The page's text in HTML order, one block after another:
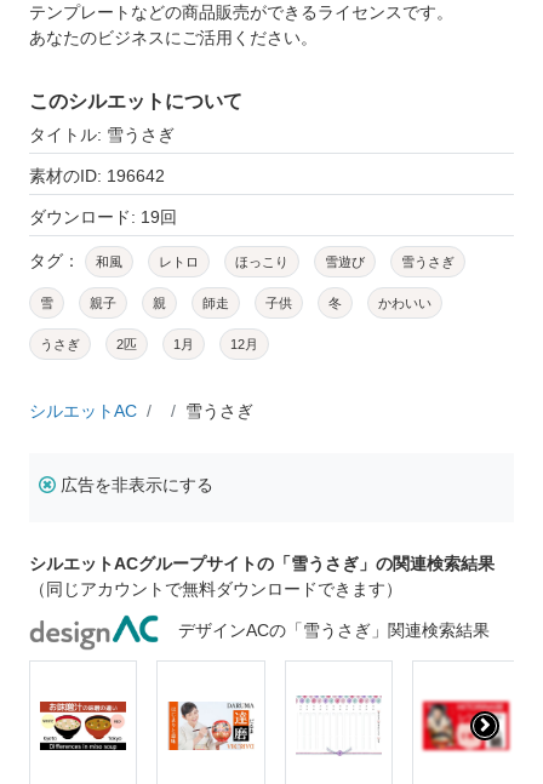
テンプレートなどの商品販売ができるライセンスです。
あなたのビジネスにご活用ください。
このシルエットについて
タイトル: 雪うさぎ
素材のID: 196642
ダウンロード: 19回
タグ： 和風 レトロ ほっこり 雪遊び 雪うさぎ
雪 親子 親 師走 子供 冬 かわいい
うさぎ 2匹 1月 12月
シルエットAC 雪うさぎ
広告を非表示にする
シルエットACグループサイトの「雪うさぎ」の関連検索結果
（同じアカウントで無料ダウンロードできます）
デザインACの「雪うさぎ」関連検索結果